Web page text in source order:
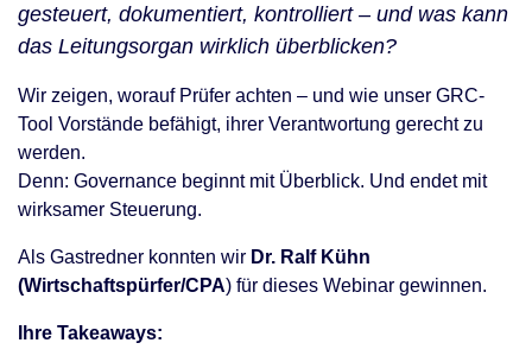
gesteuert, dokumentiert, kontrolliert – und was kann
das Leitungsorgan wirklich überblicken?
Wir zeigen, worauf Prüfer achten – und wie unser GRC-
Tool Vorstände befähigt, ihrer Verantwortung gerecht zu
werden.
Denn: Governance beginnt mit Überblick. Und endet mit
wirksamer Steuerung.
Als Gastredner konnten wir Dr. Ralf Kühn
(Wirtschaftspürfer/CPA) für dieses Webinar gewinnen.
Ihre Takeaways: